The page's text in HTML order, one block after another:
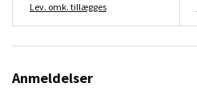
Lev. omk. tillægges
Anmeldelser